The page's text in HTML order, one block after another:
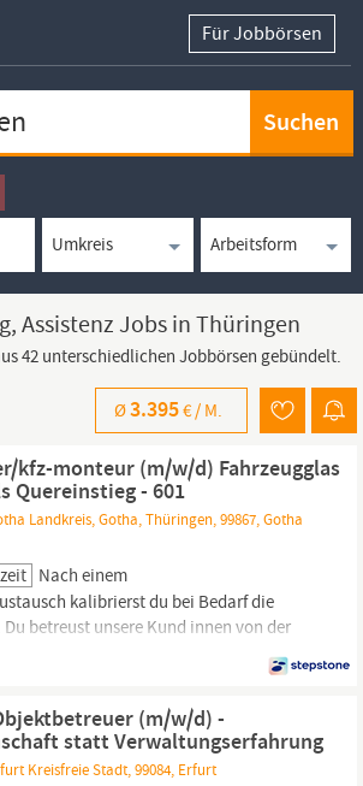
Für Jobbörsen
Assistenz Jobs in Thüringen
42 unterschiedlichen Jobbörsen gebündelt.
Ø3.395€ / M.
kfz-monteur (m/w/d) Fahrzeugglas
Quereinstieg - 601
Landkreis, Gotha, Thüringen, 99867, Gotha
Nach einem
kalibrierst du bei Bedarf die
Du betreust unsere Kund innen von der
Fahrzeugrückgabe. Aufgaben im Büro
Dazu gehören z. B. die
und die Material-
über eine abgeschlossene...
(m/w/d) -
statt Verwaltungserfahrung
Kreisfreie Stadt, 99084, Erfurt